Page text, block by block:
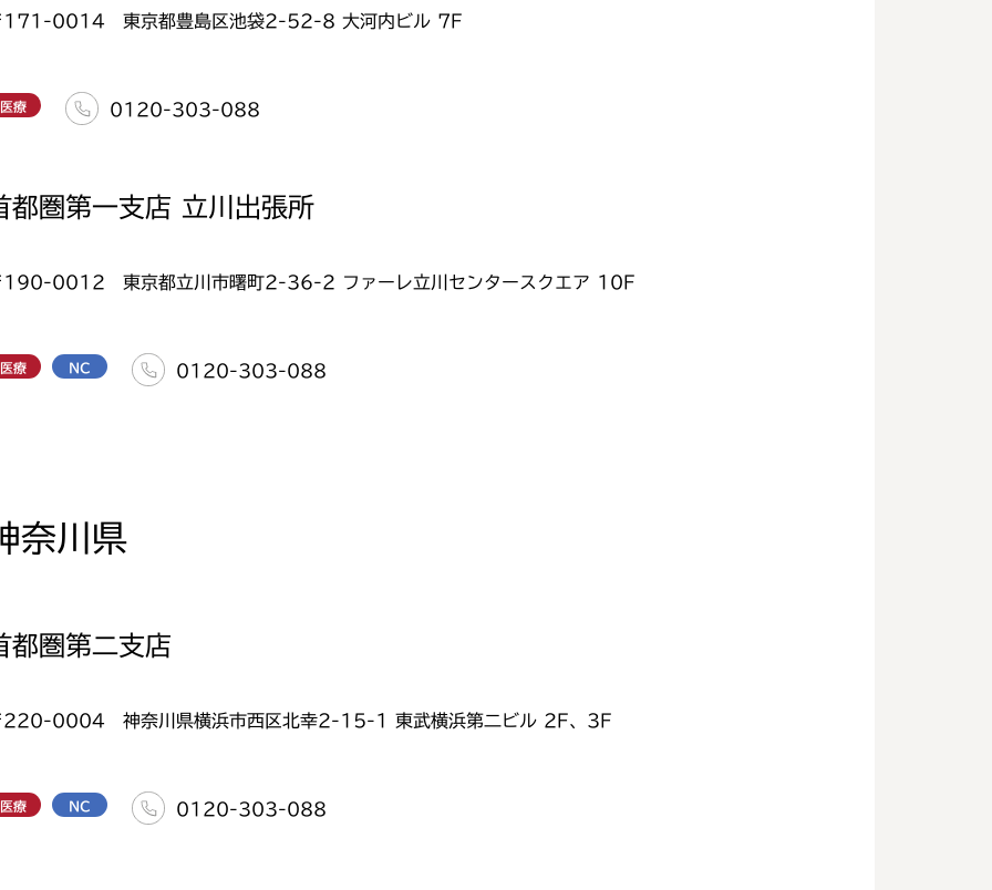
171-0014 東京都豊島区池袋2-52-8 大河内ビル 7F
医療 0120-303-088
都圏第一支店 立川出張所
190-0012 東京都立川市曙町2-36-2 ファーレ立川センタースクエア 10F
医療 NC 0120-303-088
奈川県
都圏第二支店
220-0004 神奈川県横浜市西区北幸2-15-1 東武横浜第二ビル 2F、3F
医療 NC 0120-303-088